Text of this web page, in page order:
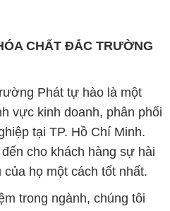
CHẤT ĐẮC TRƯỜNG
Phát tự hào là một
vực kinh doanh, phân phối
tại TP. Hồ Chí Minh.
cho khách hàng sự hài
họ một cách tốt nhất.
trong ngành, chúng tôi